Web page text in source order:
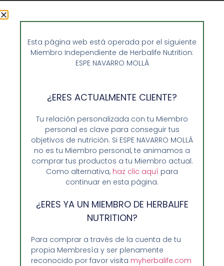
presencia de grasas e hidratos en las preparaciones,
te ocurra lo mejor es controlar […]
Opiniones de Clientes
Ventajas de Comprar en Enformaherbal.com
Esta página web está operada por el siguiente
Miembro Independiente de Herbalife Nutrition:
ESPE NAVARRO MOLLÀ
¿ERES ACTUALMENTE CLIENTE?
Tu relación personalizada con tu Miembro
personal es clave para conseguir tus
objetivos de nutrición. Si ESPE NAVARRO MOLLÀ
no es tu Miembro personal, te animamos a
comprar tus productos a tu Miembro actual.
Como alternativa, haz clic aquí para
continuar en esta página.
¿ERES YA UN MIEMBRO DE HERBALIFE
NUTRITION?
Para comprar a través de la cuenta de tu
propia Membresía y ser plenamente
reconocido por favor visita myherbalife.com